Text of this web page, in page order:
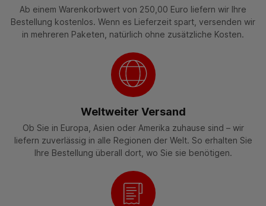
Ab einem Warenkorbwert von 250,00 Euro liefern wir Ihre
Bestellung kostenlos. Wenn es Lieferzeit spart, versenden wir
in mehreren Paketen, natürlich ohne zusätzliche Kosten.
Weltweiter Versand
Ob Sie in Europa, Asien oder Amerika zuhause sind – wir
liefern zuverlässig in alle Regionen der Welt. So erhalten Sie
Ihre Bestellung überall dort, wo Sie sie benötigen.